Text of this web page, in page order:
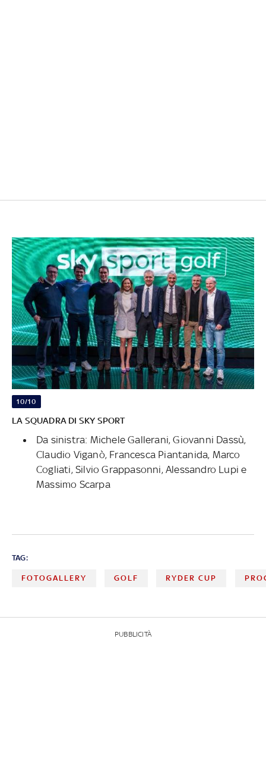
10/10
LA SQUADRA DI SKY SPORT
Da sinistra: Michele Gallerani, Giovanni Dassù,
Claudio Viganò, Francesca Piantanida, Marco
Cogliati, Silvio Grappasonni, Alessandro Lupi e
Massimo Scarpa
TAG:
FOTOGALLERY GOLF RYDER CUP
PUBBLICITÀ